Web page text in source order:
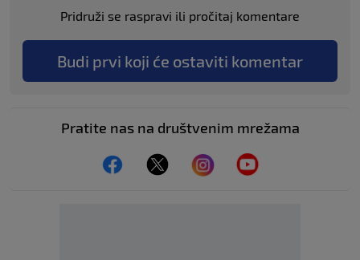
Pridruži se raspravi ili pročitaj komentare
Budi prvi koji će ostaviti komentar
Pratite nas na društvenim mrežama